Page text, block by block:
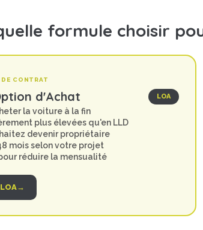
formule choisir
CONTRAT
d'Achat LOA
la voiture à la fin
plus élevées qu'en LLD
devenir propriétaire
mois selon votre projet
réduire la mensualité
→